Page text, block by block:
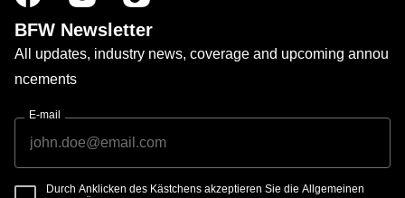
BFW Newsletter
All updates, industry news, coverage and upcoming annou
ncements
E-mail
Durch Anklicken des Kästchens akzeptieren Sie die Allgemeinen